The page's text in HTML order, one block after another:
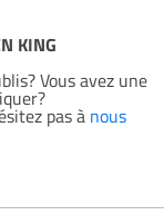
KING
Vous avez une
pas à nous